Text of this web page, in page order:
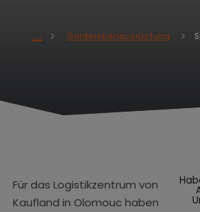
Garderobenausrüstung
Für das Logistikzentrum von
Kaufland in Olomouc haben